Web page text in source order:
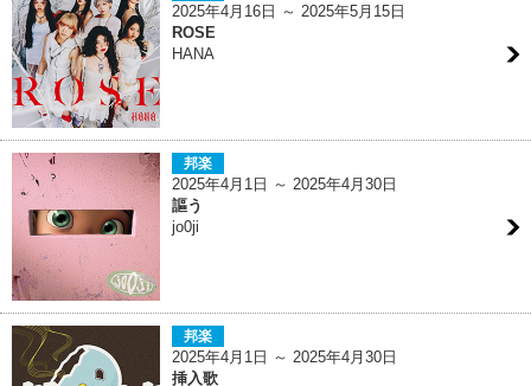
2025年4月16日 ～ 2025年5月15日
ROSE
HANA
邦楽
2025年4月1日 ～ 2025年4月30日
謳う
jo0ji
邦楽
2025年4月1日 ～ 2025年4月30日
挿入歌